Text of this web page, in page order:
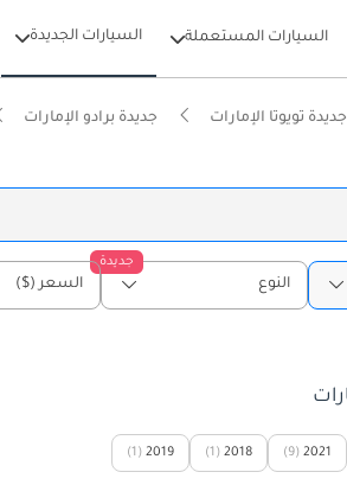
السيارات المستعملة السيارات الجديدة
جديدة تويوتا الإمارات جديدة برادو الإمارات
جديدة
النوع السعر ($)
2021
(9)
2018
(1)
2019
(1)